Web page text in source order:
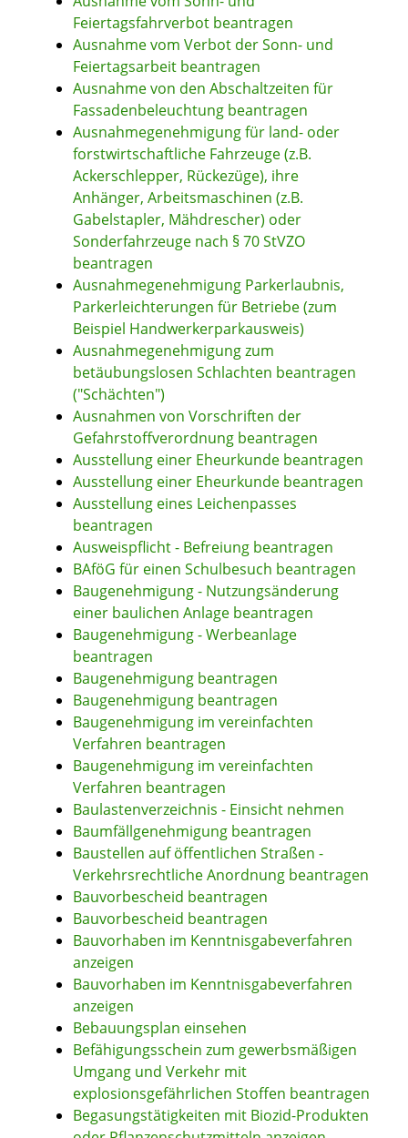
Feiertagsfahrverbot beantragen
Ausnahme vom Verbot der Sonn- und
Feiertagsarbeit beantragen
Ausnahme von den Abschaltzeiten für
Fassadenbeleuchtung beantragen
Ausnahmegenehmigung für land- oder
forstwirtschaftliche Fahrzeuge (z.B.
Ackerschlepper, Rückezüge), ihre
Anhänger, Arbeitsmaschinen (z.B.
Gabelstapler, Mähdrescher) oder
Sonderfahrzeuge nach § 70 StVZO
beantragen
Ausnahmegenehmigung Parkerlaubnis,
Parkerleichterungen für Betriebe (zum
Beispiel Handwerkerparkausweis)
Ausnahmegenehmigung zum
betäubungslosen Schlachten beantragen
("Schächten")
Ausnahmen von Vorschriften der
Gefahrstoffverordnung beantragen
Ausstellung einer Eheurkunde beantragen
Ausstellung einer Eheurkunde beantragen
Ausstellung eines Leichenpasses
beantragen
Ausweispflicht - Befreiung beantragen
BAföG für einen Schulbesuch beantragen
Baugenehmigung - Nutzungsänderung
einer baulichen Anlage beantragen
Baugenehmigung - Werbeanlage
beantragen
Baugenehmigung beantragen
Baugenehmigung beantragen
Baugenehmigung im vereinfachten
Verfahren beantragen
Baugenehmigung im vereinfachten
Verfahren beantragen
Baulastenverzeichnis - Einsicht nehmen
Baumfällgenehmigung beantragen
Baustellen auf öffentlichen Straßen -
Verkehrsrechtliche Anordnung beantragen
Bauvorbescheid beantragen
Bauvorbescheid beantragen
Bauvorhaben im Kenntnisgabeverfahren
anzeigen
Bauvorhaben im Kenntnisgabeverfahren
anzeigen
Bebauungsplan einsehen
Befähigungsschein zum gewerbsmäßigen
Umgang und Verkehr mit
explosionsgefährlichen Stoffen beantragen
Begasungstätigkeiten mit Biozid-Produkten